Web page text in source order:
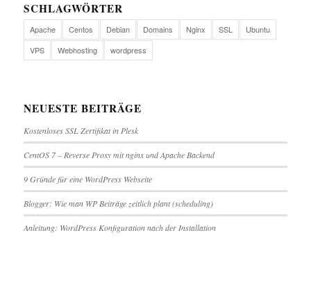
SCHLAGWÖRTER
Apache Centos Debian Domains Nginx SSL
Ubuntu
VPS
Webhosting wordpress
NEUESTE BEITRÄGE
Kostenloses SSL Zertifikat in Plesk
CentOS 7 – Reverse Proxy mit nginx und Apache Backend
9 Gründe für eine WordPress Webseite
Blogger: Wie man WP Beiträge zeitlich plant (scheduling)
Anleitung: WordPress Konfiguration nach der Installation